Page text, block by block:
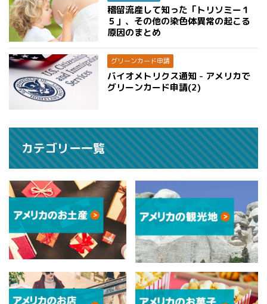
稽留流産して知った「トリソミー１
５」、その他の染色体異常の起こる
原因のまとめ
グリーンカード申請
バイオメトリクス通知 - アメリカで
グリーンカード申請(2)
カテゴリー一覧